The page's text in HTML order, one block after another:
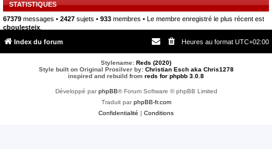
STATISTIQUES
67379 messages • 2427 sujets • 933 membres • Le membre enregistré le plus récent est
cboulesteix
Index du forum
Heures au format UTC+02:00
Stylename: Reds (2020)
Style built on Original Prosilver by: Christian Esch aka Chris1278
inspired and rebuild from reds for phpbb 3.0.8
Développé parphpBB® Forum Software © phpBB Limited
Traduit parphpBB-fr.com
Confidentialité | Conditions